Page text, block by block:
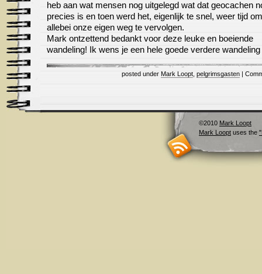
heb aan wat mensen nog uitgelegd wat dat geocachen
precies is en toen werd het, eigenlijk te snel, weer tijd om
allebei onze eigen weg te vervolgen.
Mark ontzettend bedankt voor deze leuke en boeiende
wandeling! Ik wens je een hele goede verdere wandeling
posted under Mark Loopt, pelgrimsgasten
©2010 Mark Loopt
Mark Loopt uses the